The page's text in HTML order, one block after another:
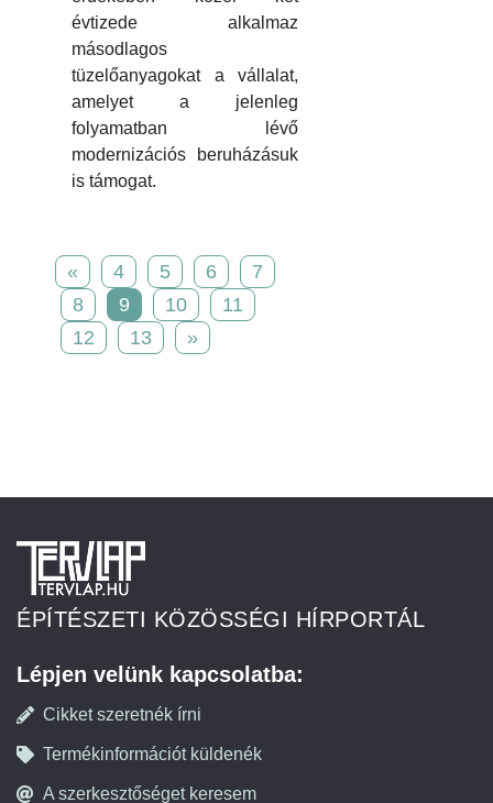
évtizede alkalmaz
másodlagos
tüzelőanyagokat a vállalat,
amelyet a jelenleg
folyamatban lévő
modernizációs beruházásuk
is támogat.
« 4 5 6
7
8
9 10
11
12
13 »
ÉPÍTÉSZETI KÖZÖSSÉGI HÍRPORTÁL
Lépjen velünk kapcsolatba:
Cikket szeretnék írni
Termékinformációt küldenék
A szerkesztőséget keresem